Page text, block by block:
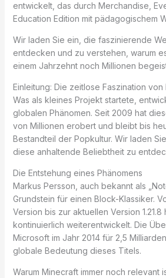
entwickelt, das durch Merchandise,
Education Edition mit pädagogischem
Wir laden Sie ein, die faszinierende
entdecken und zu verstehen, warum
einem Jahrzehnt noch Millionen
Einleitung: Die zeitlose Faszination von
Was als kleines Projekt startete,
globalen Phänomen. Seit 2009 hat
von Millionen erobert und bleibt bis
Bestandteil der Popkultur. Wir laden
diese anhaltende Beliebtheit zu
Die Entstehung eines Phänomens
Markus Persson, auch bekannt als
Grundstein für einen Block-Klassiker.
Version bis zur aktuellen Version 1.21.8
kontinuierlich weiterentwickelt. Die
Microsoft im Jahr 2014 für 2,5
globale Bedeutung dieses Titels.
Warum Minecraft immer noch relevant